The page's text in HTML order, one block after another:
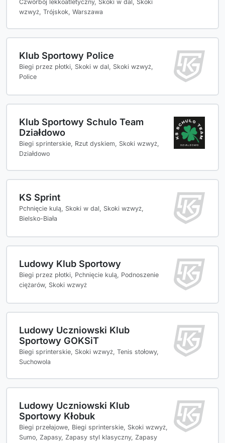
Czwórbój lekkoatletyczny, Skoki w dal, Skoki
wzwyż, Trójskok, Warszawa
Klub Sportowy Police
Biegi przez płotki, Skoki w dal, Skoki wzwyż,
Police
Klub Sportowy Schulo Team
Działdowo
Biegi sprinterskie, Rzut dyskiem, Skoki wzwyż,
Działdowo
KS Sprint
Pchnięcie kulą, Skoki w dal, Skoki wzwyż,
Bielsko-Biała
Ludowy Klub Sportowy
Biegi przez płotki, Pchnięcie kulą, Podnoszenie
ciężarów, Skoki wzwyż
Ludowy Uczniowski Klub
Sportowy GOKSiT
Biegi sprinterskie, Skoki wzwyż, Tenis stołowy,
Suchowola
Ludowy Uczniowski Klub
Sportowy Kłobuk
Biegi przełajowe, Biegi sprinterskie, Skoki wzwyż,
Sumo, Zapasy, Zapasy styl klasyczny, Zapasy